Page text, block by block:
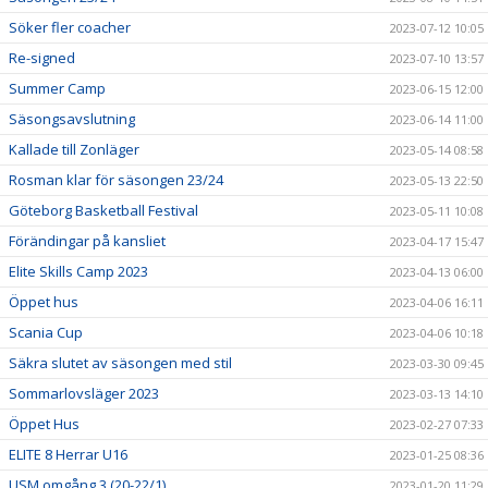
Söker fler coacher 2023-07-12 10:05
Re-signed 2023-07-10 13:57
Summer Camp 2023-06-15 12:00
Säsongsavslutning 2023-06-14 11:00
Kallade till Zonläger 2023-05-14 08:58
Rosman klar för säsongen 23/24 2023-05-13 22:50
Göteborg Basketball Festival 2023-05-11 10:08
Förändingar på kansliet 2023-04-17 15:47
Elite Skills Camp 2023 2023-04-13 06:00
Öppet hus 2023-04-06 16:11
Scania Cup 2023-04-06 10:18
Säkra slutet av säsongen med stil 2023-03-30 09:45
Sommarlovsläger 2023 2023-03-13 14:10
Öppet Hus 2023-02-27 07:33
ELITE 8 Herrar U16 2023-01-25 08:36